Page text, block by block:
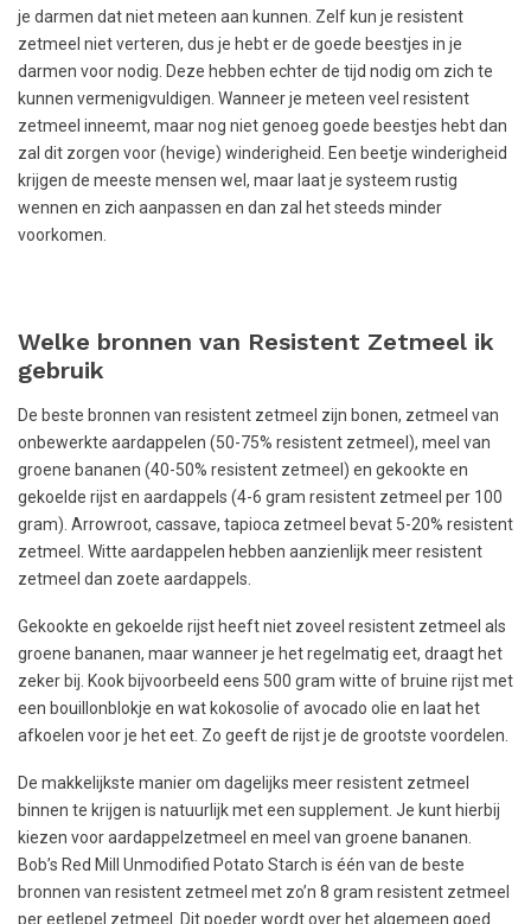
je darmen dat niet meteen aan kunnen. Zelf kun je resistent
zetmeel niet verteren, dus je hebt er de goede beestjes in je
darmen voor nodig. Deze hebben echter de tijd nodig om zich te
kunnen vermenigvuldigen. Wanneer je meteen veel resistent
zetmeel inneemt, maar nog niet genoeg goede beestjes hebt dan
zal dit zorgen voor (hevige) winderigheid. Een beetje winderigheid
krijgen de meeste mensen wel, maar laat je systeem rustig
wennen en zich aanpassen en dan zal het steeds minder
voorkomen.
Welke bronnen van Resistent Zetmeel ik
gebruik
De beste bronnen van resistent zetmeel zijn bonen, zetmeel van
onbewerkte aardappelen (50-75% resistent zetmeel), meel van
groene bananen (40-50% resistent zetmeel) en gekookte en
gekoelde rijst en aardappels (4-6 gram resistent zetmeel per 100
gram). Arrowroot, cassave, tapioca zetmeel bevat 5-20% resistent
zetmeel. Witte aardappelen hebben aanzienlijk meer resistent
zetmeel dan zoete aardappels.
Gekookte en gekoelde rijst heeft niet zoveel resistent zetmeel als
groene bananen, maar wanneer je het regelmatig eet, draagt het
zeker bij. Kook bijvoorbeeld eens 500 gram witte of bruine rijst met
een bouillonblokje en wat kokosolie of avocado olie en laat het
afkoelen voor je het eet. Zo geeft de rijst je de grootste voordelen.
De makkelijkste manier om dagelijks meer resistent zetmeel
binnen te krijgen is natuurlijk met een supplement. Je kunt hierbij
kiezen voor aardappelzetmeel en meel van groene bananen.
Bob’s Red Mill Unmodified Potato Starch is één van de beste
bronnen van resistent zetmeel met zo’n 8 gram resistent zetmeel
per eetlepel zetmeel. Dit poeder wordt over het algemeen goed